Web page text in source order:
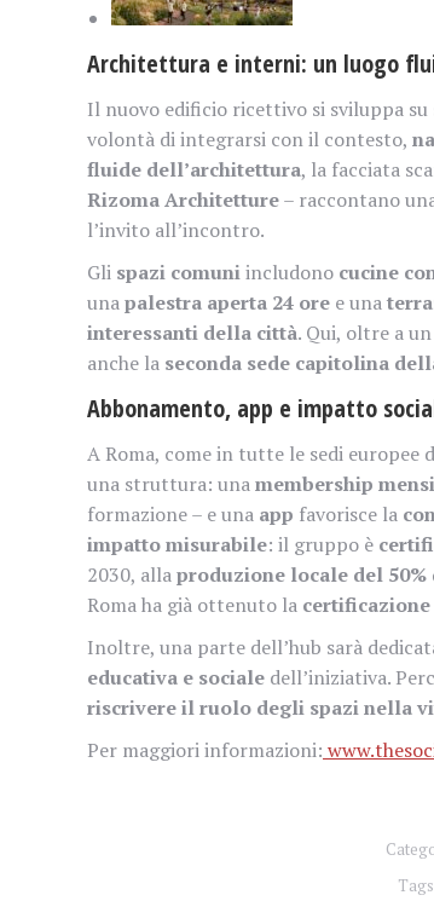
Architettura e interni: un luogo
Il nuovo edificio ricettivo si sviluppa su
volontà di integrarsi con il contesto,
fluide dell’architettura, la facciata
Rizoma Architetture– raccontano
l’invito all’incontro.
Gli spazi comuniincludono cucine
unapalestra aperta 24 ore e una
interessanti della città. Qui, oltre a un
anche la seconda sede capitolina
Abbonamento, app e impatto
A Roma, come in tutte le sedi europee
una struttura: unamembership
formazione – e una app favorisce la
impatto misurabile: il gruppo è
2030, allaproduzione locale del 50%
Roma ha già ottenuto la certificazione
Inoltre, una parte dell’hub sarà
educativa e sociale dell’iniziativa.
riscrivere il ruolo degli spazi nella
Per maggiori informazioni: